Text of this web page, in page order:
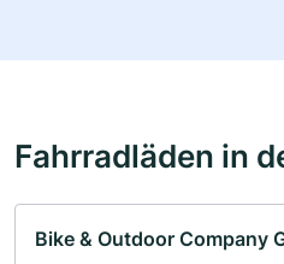
Fahrradläden in
Bike & Outdoor Company